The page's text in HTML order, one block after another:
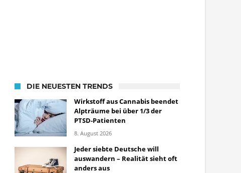
DIE NEUESTEN TRENDS
Wirkstoff aus Cannabis beendet
Alpträume bei über 1/3 der
PTSD-Patienten
8. August 2026
Jeder siebte Deutsche will
auswandern – Realität sieht oft
anders aus